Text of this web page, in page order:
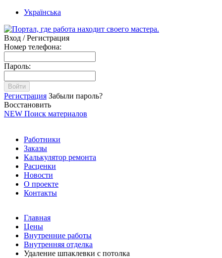
Українська
Вход / Регистрация
Номер телефона:
Пароль:
Войти
Регистрация Забыли пароль?
Восстановить
NEW Поиск материалов
Работники
Заказы
Калькулятор ремонта
Расценки
Новости
О проекте
Контакты
Главная
Цены
Внутренние работы
Внутренняя отделка
Удаление шпаклевки с потолка